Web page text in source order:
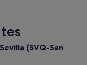
(SVQ-San